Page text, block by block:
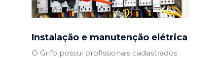
Instalação e manutenção elétrica
O Grifo possui profissionais cadastrados